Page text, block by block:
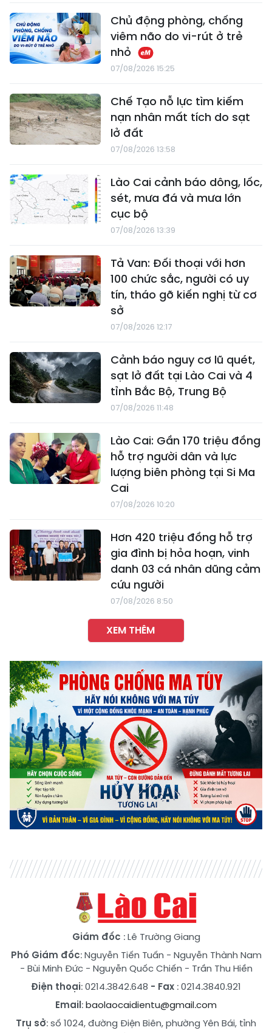
Chủ động phòng, chống
viêm não do vi-rút ở trẻ
nhỏ
07/08/2026 15:25
Chế Tạo nỗ lực tìm kiếm
nạn nhân mất tích do sạt
lở đất
07/08/2026 13:58
Lào Cai cảnh báo dông, lốc,
sét, mưa đá và mưa lớn
cục bộ
07/08/2026 13:39
Tả Van: Đối thoại với hơn
100 chức sắc, người có uy
tín, tháo gỡ kiến nghị từ cơ
sở
07/08/2026 12:17
Cảnh báo nguy cơ lũ quét,
sạt lở đất tại Lào Cai và 4
tỉnh Bắc Bộ, Trung Bộ
07/08/2026 11:48
Lào Cai: Gần 170 triệu đồng
hỗ trợ người dân và lực
lượng biên phòng tại Si Ma
Cai
07/08/2026 10:20
Hơn 420 triệu đồng hỗ trợ
gia đình bị hỏa hoạn, vinh
danh 03 cá nhân dũng cảm
cứu người
07/08/2026 8:50
XEM THÊM
Giám đốc : Lê Trường Giang
Phó Giám đốc:Nguyễn Tiến Tuấn - Nguyễn Thành Nam
- Bùi Minh Đức- Nguyễn Quốc Chiến - Trần Thu Hiền
Điện thoại: 0214.3842.648 - Fax : 0214.3840.921
Email:baolaocaidientu@gmail.com
Trụ sở: số 1024, đường Điện Biên, phường Yên Bái, tỉnh